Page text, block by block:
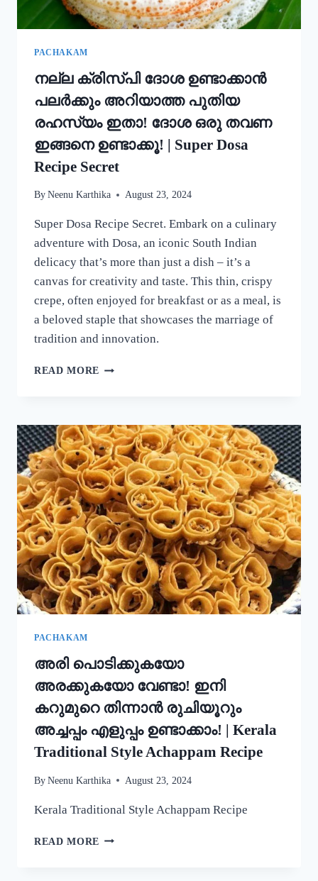
കറി
റെഡി!!
CURRY
RECIPE
PACHAKAM
നല്ല ക്രിസ്‌പി ദോശ ഉണ്ടാക്കാൻ
പലർക്കും അറിയാത്ത പുതിയ
രഹസ്യം ഇതാ! ദോശ ഒരു തവണ
ഇങ്ങനെ ഉണ്ടാക്കൂ! | Super Dosa
Recipe Secret
By Neenu Karthika August 23, 2024
Super Dosa Recipe Secret. Embark on a culinary
adventure with Dosa, an iconic South Indian
delicacy that’s more than just a dish – it’s a
canvas for creativity and taste. This thin, crispy
crepe, often enjoyed for breakfast or as a meal, is
a beloved staple that showcases the marriage of
tradition and innovation.
READ MORE നല്ല
പലർക്കും
അറിയാത്ത
പുതിയ
രഹസ്യം
ഇതാ!
ദോശ
ഒരു
തവണ
ഇങ്ങനെ
ഉണ്ടാക്കൂ!
|
SUPER
DOSA
PACHAKAM
അരി പൊടിക്കുകയോ
അരക്കുകയോ വേണ്ടാ! ഇനി
കറുമുറെ തിന്നാൻ രുചിയൂറും
അച്ചപ്പം എളുപ്പം ഉണ്ടാക്കാം! | Kerala
Traditional Style Achappam Recipe
By Neenu Karthika August 23, 2024
Kerala Traditional Style Achappam Recipe
READ MORE അരി